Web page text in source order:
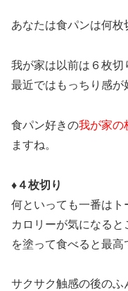
あなたは食パンは何枚
我が家は以前は６枚切
最近ではもっちり感が
食パン好きの我が家の
ますね。
♦４枚切り
何といっても一番はト
カロリーが気になる
を塗って食べると最高
サクサク触感の後のふ